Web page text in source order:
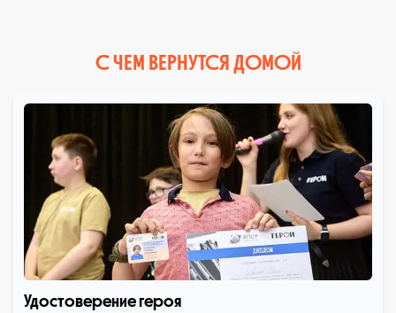
С ЧЕМ ВЕРНУТСЯ ДОМОЙ
Удостоверение героя